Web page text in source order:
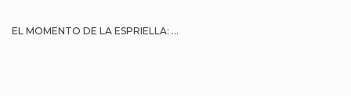
EL MOMENTO DE LA ESPRIELLA: ...